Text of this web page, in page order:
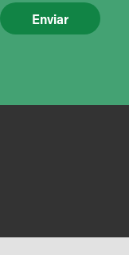
Enviar